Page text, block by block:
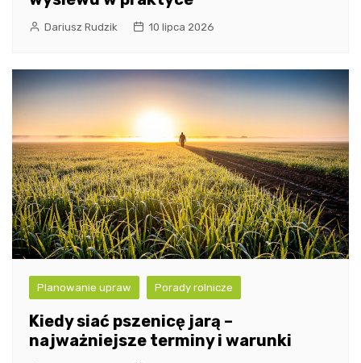
Dariusz Rudzik 10 lipca 2026
Planowanie upraw Porady rolnicze
Kiedy siać pszenicę jarą –
najważniejsze terminy i warunki